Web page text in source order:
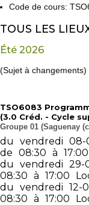
Code de cours:
TOUS LES
Été 2026
(Sujet à changements)
TSO6083
(3.0 Créd. - Cycle
Groupe 01 (Saguenay
du vendredi 08-
de 08:30 à 17:00
du
vendredi 29-
08:30 à 17:00
du
vendredi 12-
08:30 à 17:00